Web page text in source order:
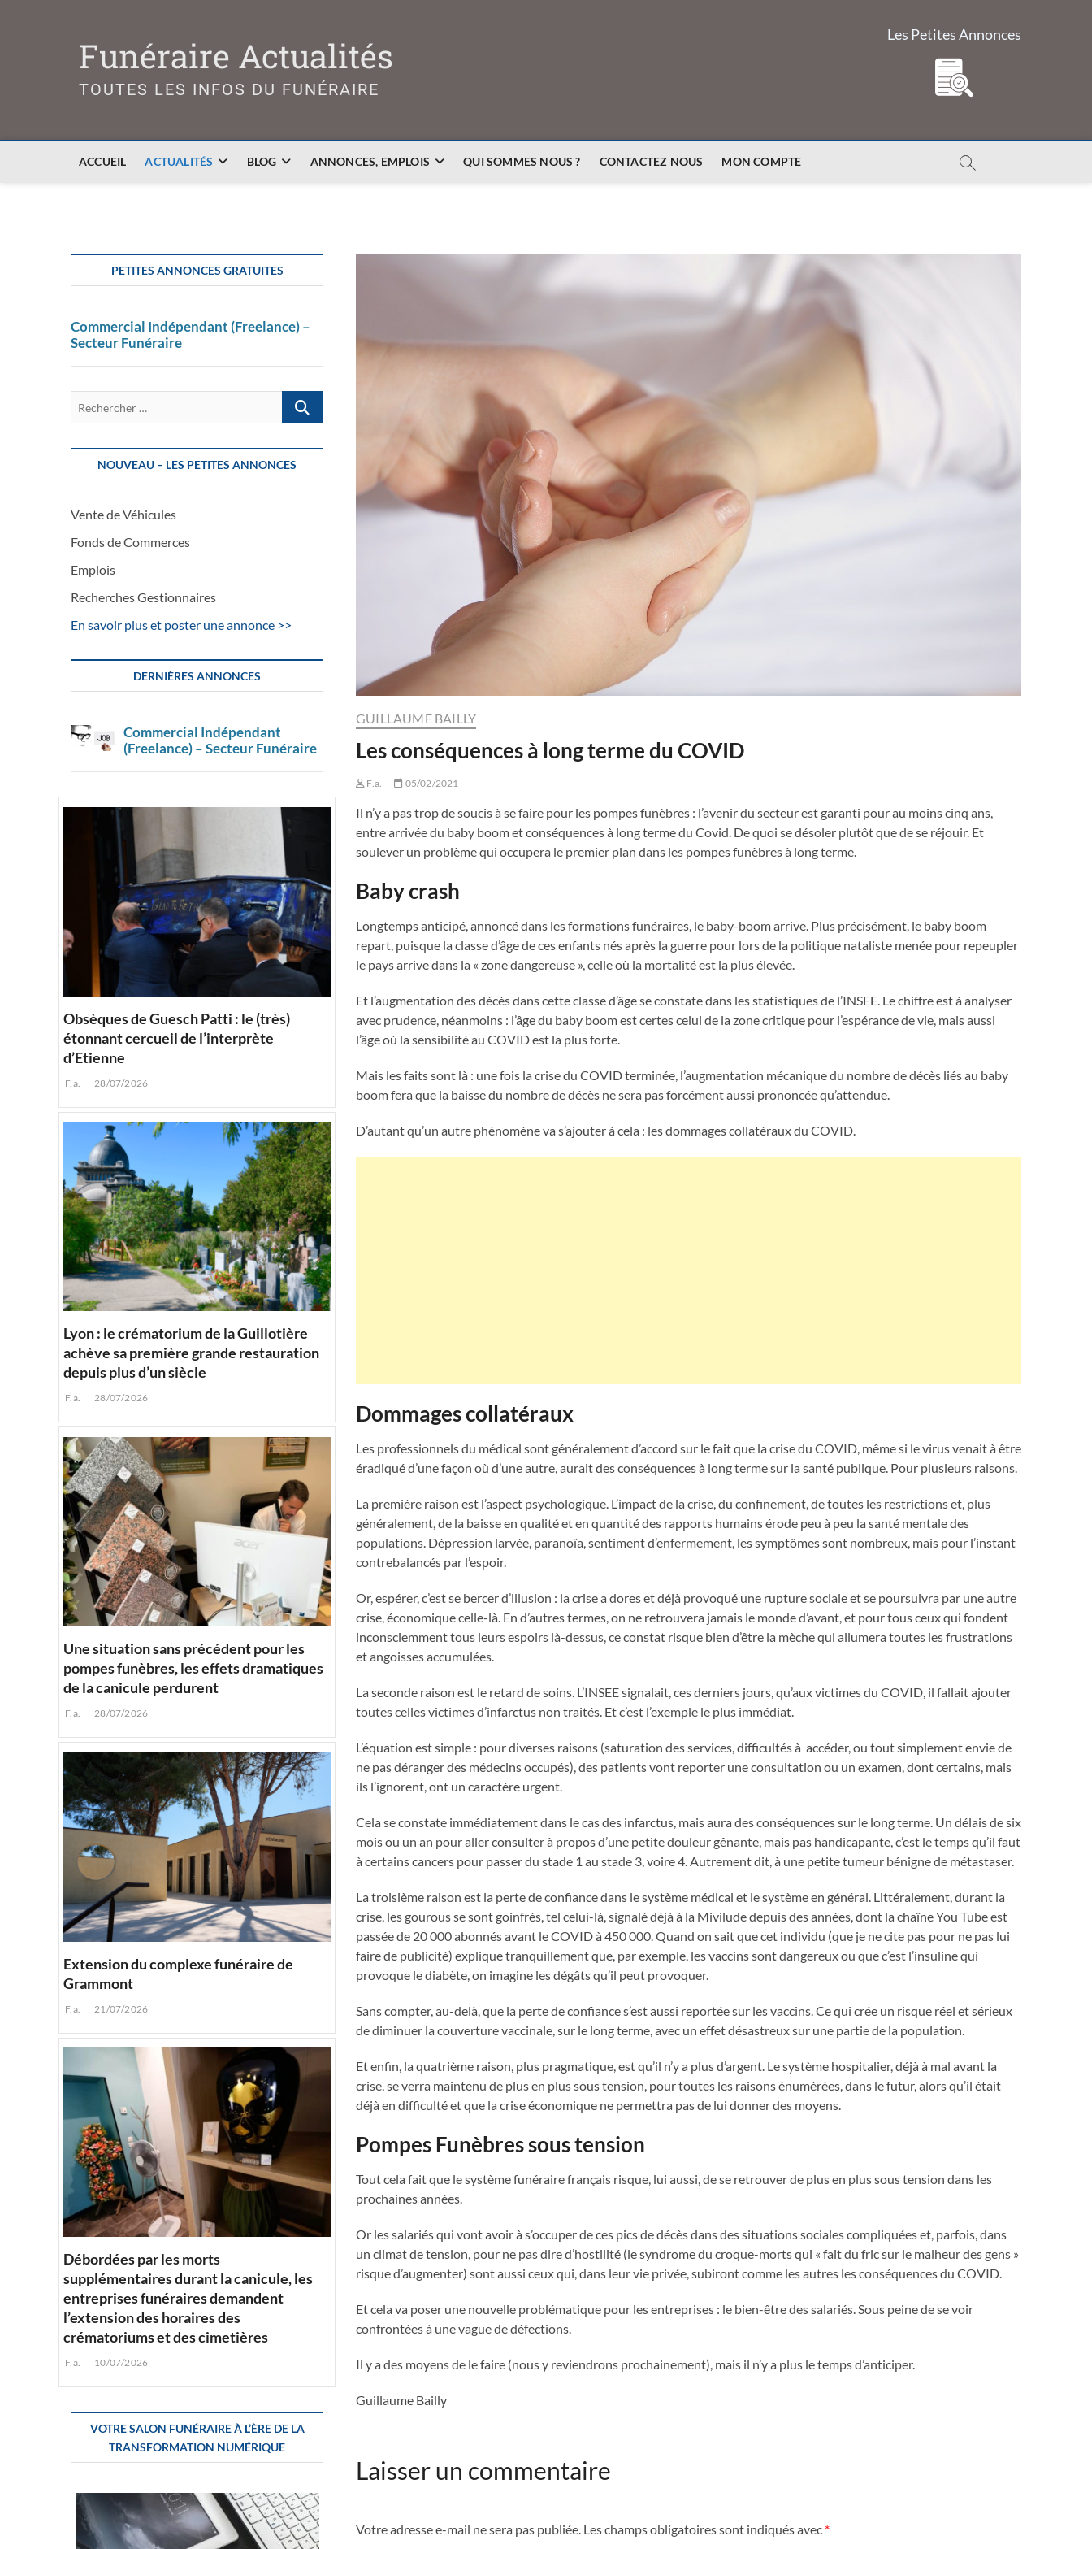
Funéraire Actualités
TOUTES LES INFOS DU FUNÉRAIRE
Les Petites Annonces
ACCUEIL ACTUALITÉS BLOG ANNONCES, EMPLOIS QUI SOMMES NOUS ? CONTACTEZ NOUS MON COMPTE
GUILLAUME BAILLY
Les conséquences à long terme du COVID
F.a. 05/02/2021
Il n’y a pas trop de soucis à se faire pour les pompes funèbres : l’avenir du secteur est garanti pour au moins cinq ans,
entre arrivée du baby boom et conséquences à long terme du Covid. De quoi se désoler plutôt que de se réjouir. Et
soulever un problème qui occupera le premier plan dans les pompes funèbres à long terme.
Baby crash
Longtemps anticipé, annoncé dans les formations funéraires, le baby-boom arrive. Plus précisément, le baby boom
repart, puisque la classe d’âge de ces enfants nés après la guerre pour lors de la politique nataliste menée pour repeupler
le pays arrive dans la « zone dangereuse », celle où la mortalité est la plus élevée.
Et l’augmentation des décès dans cette classe d’âge se constate dans les statistiques de l’INSEE. Le chiffre est à analyser
avec prudence, néanmoins : l’âge du baby boom est certes celui de la zone critique pour l’espérance de vie, mais aussi
l’âge où la sensibilité au COVID est la plus forte.
Mais les faits sont là : une fois la crise du COVID terminée, l’augmentation mécanique du nombre de décès liés au baby
boom fera que la baisse du nombre de décès ne sera pas forcément aussi prononcée qu’attendue.
D’autant qu’un autre phénomène va s’ajouter à cela : les dommages collatéraux du COVID.
Dommages collatéraux
Les professionnels du médical sont généralement d’accord sur le fait que la crise du COVID, même si le virus venait à être
éradiqué d’une façon où d’une autre, aurait des conséquences à long terme sur la santé publique. Pour plusieurs raisons.
La première raison est l’aspect psychologique. L’impact de la crise, du confinement, de toutes les restrictions et, plus
généralement, de la baisse en qualité et en quantité des rapports humains érode peu à peu la santé mentale des
populations. Dépression larvée, paranoïa, sentiment d’enfermement, les symptômes sont nombreux, mais pour l’instant
contrebalancés par l’espoir.
Or, espérer, c’est se bercer d’illusion : la crise a dores et déjà provoqué une rupture sociale et se poursuivra par une autre
crise, économique celle-là. En d’autres termes, on ne retrouvera jamais le monde d’avant, et pour tous ceux qui fondent
inconsciemment tous leurs espoirs là-dessus, ce constat risque bien d’être la mèche qui allumera toutes les frustrations
et angoisses accumulées.
La seconde raison est le retard de soins. L’INSEE signalait, ces derniers jours, qu’aux victimes du COVID, il fallait ajouter
toutes celles victimes d’infarctus non traités. Et c’est l’exemple le plus immédiat.
L’équation est simple : pour diverses raisons (saturation des services, difficultés à accéder, ou tout simplement envie de
ne pas déranger des médecins occupés), des patients vont reporter une consultation ou un examen, dont certains, mais
ils l’ignorent, ont un caractère urgent.
Cela se constate immédiatement dans le cas des infarctus, mais aura des conséquences sur le long terme. Un délais de six
mois ou un an pour aller consulter à propos d’une petite douleur gênante, mais pas handicapante, c’est le temps qu’il faut
à certains cancers pour passer du stade 1 au stade 3, voire 4. Autrement dit, à une petite tumeur bénigne de métastaser.
La troisième raison est la perte de confiance dans le système médical et le système en général. Littéralement, durant la
crise, les gourous se sont goinfrés, tel celui-là, signalé déjà à la Mivilude depuis des années, dont la chaîne You Tube est
passée de 20 000 abonnés avant le COVID à 450 000. Quand on sait que cet individu (que je ne cite pas pour ne pas lui
faire de publicité) explique tranquillement que, par exemple, les vaccins sont dangereux ou que c’est l’insuline qui
provoque le diabète, on imagine les dégâts qu’il peut provoquer.
Sans compter, au-delà, que la perte de confiance s’est aussi reportée sur les vaccins. Ce qui crée un risque réel et sérieux
de diminuer la couverture vaccinale, sur le long terme, avec un effet désastreux sur une partie de la population.
Et enfin, la quatrième raison, plus pragmatique, est qu’il n’y a plus d’argent. Le système hospitalier, déjà à mal avant la
crise, se verra maintenu de plus en plus sous tension, pour toutes les raisons énumérées, dans le futur, alors qu’il était
déjà en difficulté et que la crise économique ne permettra pas de lui donner des moyens.
Pompes Funèbres sous tension
Tout cela fait que le système funéraire français risque, lui aussi, de se retrouver de plus en plus sous tension dans les
prochaines années.
Or les salariés qui vont avoir à s’occuper de ces pics de décès dans des situations sociales compliquées et, parfois, dans
un climat de tension, pour ne pas dire d’hostilité (le syndrome du croque-morts qui « fait du fric sur le malheur des gens »
risque d’augmenter) sont aussi ceux qui, dans leur vie privée, subiront comme les autres les conséquences du COVID.
Et cela va poser une nouvelle problématique pour les entreprises : le bien-être des salariés. Sous peine de se voir
confrontées à une vague de défections.
Il y a des moyens de le faire (nous y reviendrons prochainement), mais il n’y a plus le temps d’anticiper.
Guillaume Bailly
Laisser un commentaire
Votre adresse e-mail ne sera pas publiée. Les champs obligatoires sont indiqués avec *
PETITES ANNONCES GRATUITES
Commercial Indépendant (Freelance) –
Secteur Funéraire
Rechercher
NOUVEAU – LES PETITES ANNONCES
Vente de Véhicules
Fonds de Commerces
Emplois
Recherches Gestionnaires
En savoir plus et poster une annonce >>
DERNIÈRES ANNONCES
Commercial Indépendant
(Freelance) – Secteur Funéraire
Obsèques de Guesch Patti : le (très)
étonnant cercueil de l’interprète
d’Etienne
F.a. 28/07/2026
Lyon : le crématorium de la Guillotière
achève sa première grande restauration
depuis plus d’un siècle
F.a. 28/07/2026
Une situation sans précédent pour les
pompes funèbres, les effets dramatiques
de la canicule perdurent
F.a. 28/07/2026
Extension du complexe funéraire de
Grammont
F.a. 21/07/2026
Débordées par les morts
supplémentaires durant la canicule, les
entreprises funéraires demandent
l’extension des horaires des
crématoriums et des cimetières
F.a. 10/07/2026
VOTRE SALON FUNÉRAIRE À L’ÈRE DE LA
TRANSFORMATION NUMÉRIQUE